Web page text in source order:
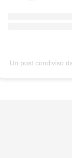
Un post condiviso